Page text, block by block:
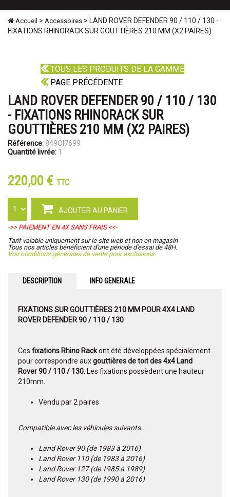
Accueil > Accessoires > LAND ROVER DEFENDER 90 / 110 / 130 -
FIXATIONS RHINORACK SUR GOUTTIÈRES 210 MM (X2 PAIRES)
TOUS LES PRODUITS DE LA GAMME
PAGE PRÉCÉDENTE
LAND ROVER DEFENDER 90 / 110 / 130
- FIXATIONS RHINORACK SUR
GOUTTIÈRES 210 MM (X2 PAIRES)
Référence: 849OI7699
Quantité livrée: 1
220,00 € TTC
AJOUTER AU PANIER
->> PAIEMENT EN 4X SANS FRAIS <<-
Tarif valable uniquement sur le site web et non en magasin
Tous nos articles bénéficient d'une période d'essai de 48H.
Voir conditions générales de vente pour exclusions.
DESCRIPTION INFO GENERALE
FIXATIONS SUR GOUTTIÈRES 210 MM POUR 4X4 LAND
ROVER DEFENDER 90 / 110 / 130
Ces fixations Rhino Rackont été développées spécialement
pour correspondre auxgouttières de toit des 4x4 Land
Rover 90 / 110 / 130. Les fixations possèdent une hauteur
210mm.
Vendu par 2 paires
Compatible avec les véhicules suivants :
Land Rover 90 (de 1983 à 2016)
Land Rover 110 (de 1983 à 2016)
Land Rover 127 (de 1985 à 1989)
Land Rover 130 (de 1990 à 2016)